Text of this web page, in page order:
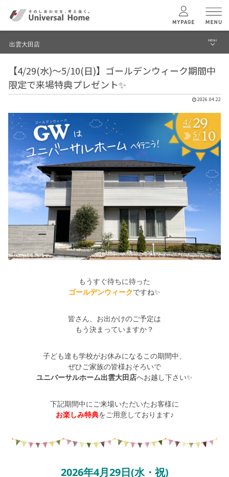
ユニバーサルホームの特長
テクノロジー
建築実例
モデルハウス検索・見学予約
シミュレー ション
キャンペーン・コラボ情報
家づくりの知識
お問い合わせ
出雲大田店 MENU
ブログ
建築実例・事例
イベント
モデルハウス見学予約
出雲大田店 TOPへ
【4/29(水)～5/10(日)】ゴールデンウィーク期間中
限定で来場特典プレゼント✨
2026.04.22
もうすぐ待ちに待った
ゴールデンウィークですね✨
皆さん、お出かけのご予定は
もう決まっていますか？
子ども達も学校がお休みになるこの期間中、
ぜひご家族の皆様おそろいで
ユニバーサルホーム出雲大田店へお越し下さい✨
下記期間中にご来場いただいたお客様に
お楽しみ特典をご用意しております♪
2026年4月29日(水・祝)